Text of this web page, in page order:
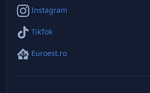
Instagram
TikTok
Euroest.ro